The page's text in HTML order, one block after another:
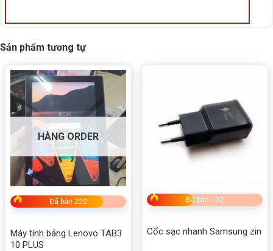
vụ giao hàng/tư vấn tại Buôn Ma Thuột, Đắk Lắk, đảm
bảo đáp ứng nhu cầu sử dụng của bạn một cách hiệu
Bấm 5 sao để ủng hộ shop
Thông số kỹ thuật
Xuất xứ Trung Quốc
Sản phẩm tương tự
HÀNG ORDER
Đã bán 220
Máy tính bảng Lenovo TAB3
10 PLUS
Đã bán 102
Cốc sạc nhanh Samsung zin